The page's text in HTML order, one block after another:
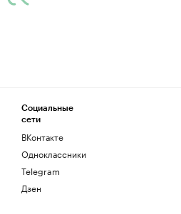
Социальные
сети
ВКонтакте
Одноклассники
Telegram
Дзен